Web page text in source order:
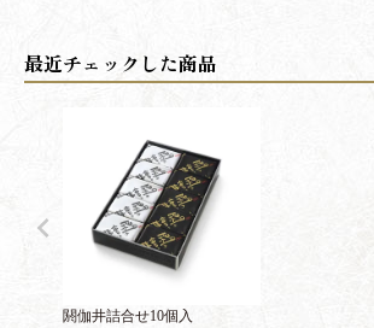
閼伽井詰合せ10個入